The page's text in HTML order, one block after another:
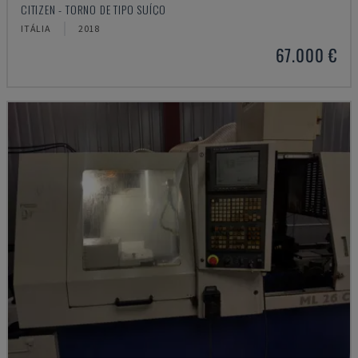
CITIZEN - TORNO DE TIPO SUÍÇO
ITÁLIA 2018
67.000 €